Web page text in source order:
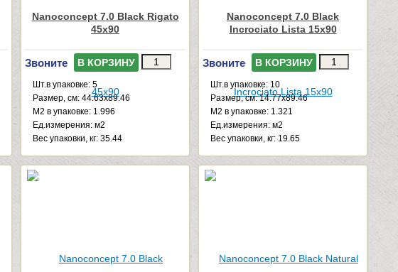
Nanoconcept 7.0 Black Rigato
45x90
Звоните В КОРЗИНУ
Шт.в упаковке: 5
Размер, см: 44.63x89.46
М2 в упаковке: 1.996
Ед.измерения: м2
Веc упаковки, кг: 35.44
Nanoconcept 7.0 Black
Incrociato Lista 15x90
Звоните В КОРЗИНУ
Шт.в упаковке: 10
Размер, см: 14.77x89.46
М2 в упаковке: 1.321
Ед.измерения: м2
Веc упаковки, кг: 19.65